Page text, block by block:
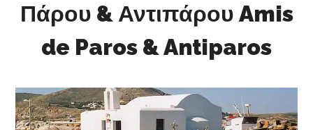
Πάρου & Αντιπάρου Amis
de Paros & Antiparos
development
for
Paros